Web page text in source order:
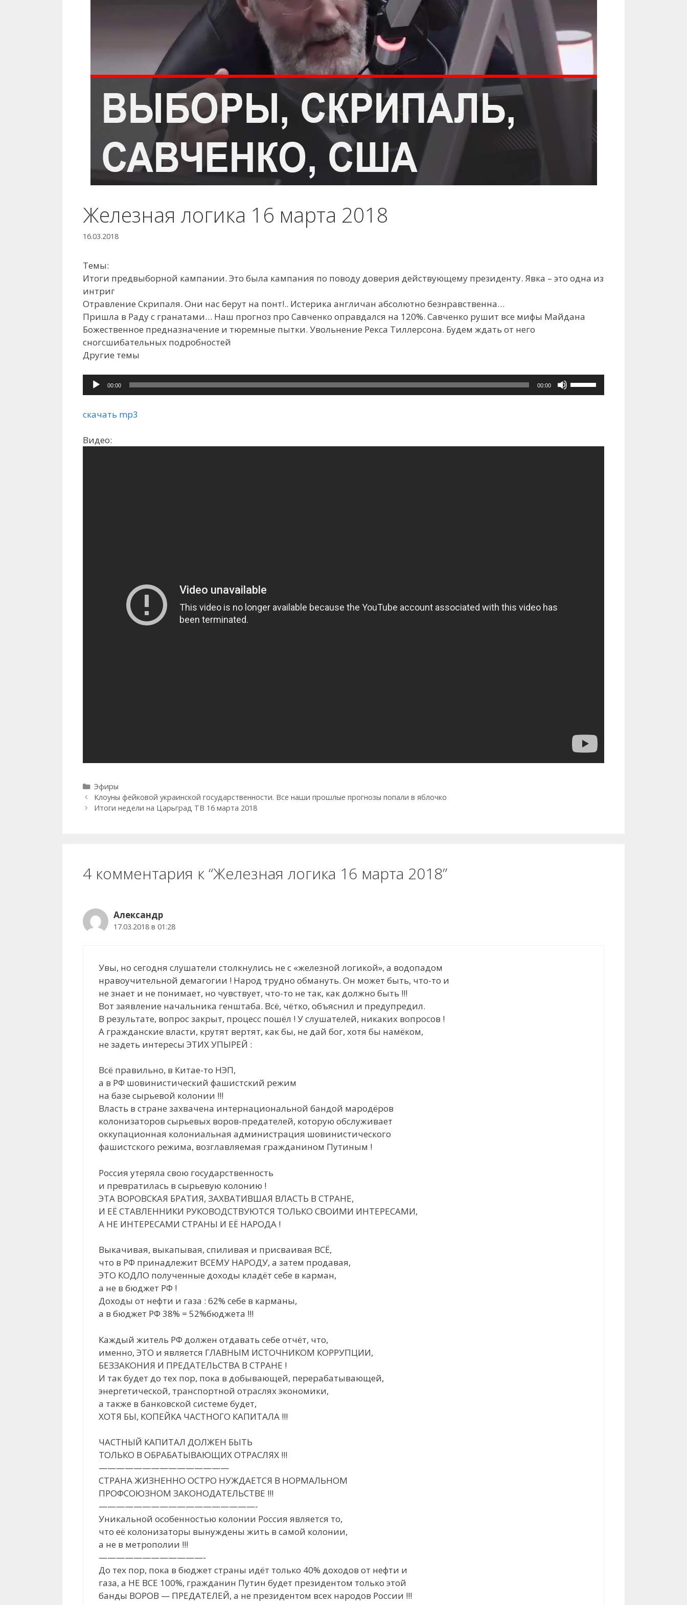
Железная логика 16 марта 2018
16.03.2018
Темы:
Итоги предвыборной кампании. Это была кампания по поводу доверия действующему президенту. Явка – это одна из
интриг
Отравление Скрипаля. Они нас берут на понт!.. Истерика англичан абсолютно безнравственна…
Пришла в Раду с гранатами… Наш прогноз про Савченко оправдался на 120%. Савченко рушит все мифы Майдана
Божественное предназначение и тюремные пытки. Увольнение Рекса Тиллерсона. Будем ждать от него
сногсшибательных подробностей
Другие темы
Аудиоплеер
00:00 00:00
клавиши
увеличить
скачать mp3
Видео:
Рубрики
Эфиры
Клоуны фейковой украинской государственности. Все наши прошлые прогнозы попали в яблочко
Итоги недели на Царьград ТВ 16 марта 2018
4 комментария к “Железная логика 16 марта 2018”
Александр
17.03.2018 в 01:28
Увы, но сегодня слушатели столкнулись не с «железной логикой», а водопадом
нравоучительной демагогии ! Народ трудно обмануть. Он может быть, что-то и
не знает и не понимает, но чувствует, что-то не так, как должно быть !!!
Вот заявление начальника генштаба. Всё, чётко, объяснил и предупредил.
В результате, вопрос закрыт, процесс пошёл ! У слушателей, никаких вопросов !
А гражданские власти, крутят вертят, как бы, не дай бог, хотя бы намёком,
не задеть интересы ЭТИХ УПЫРЕЙ :
Всё правильно, в Китае-то НЭП,
а в РФ шовинистический фашистский режим
на базе сырьевой колонии !!!
Власть в стране захвачена интернациональной бандой мародёров
колонизаторов сырьевых воров-предателей, которую обслуживает
оккупационная колониальная администрация шовинистического
фашистского режима, возглавляемая гражданином Путиным !
Россия утеряла свою государственность
и превратилась в сырьевую колонию !
ЭТА ВОРОВСКАЯ БРАТИЯ, ЗАХВАТИВШАЯ ВЛАСТЬ В СТРАНЕ,
И ЕЁ СТАВЛЕННИКИ РУКОВОДСТВУЮТСЯ ТОЛЬКО СВОИМИ ИНТЕРЕСАМИ,
А НЕ ИНТЕРЕСАМИ СТРАНЫ И ЕЁ НАРОДА !
Выкачивая, выкапывая, спиливая и присваивая ВСЁ,
что в РФ принадлежит ВСЕМУ НАРОДУ, а затем продавая,
ЭТО КОДЛО полученные доходы кладёт себе в карман,
а не в бюджет РФ !
Доходы от нефти и газа : 62% себе в карманы,
а в бюджет РФ 38% = 52%бюджета !!!
Каждый житель РФ должен отдавать себе отчёт, что,
именно, ЭТО и является ГЛАВНЫМ ИСТОЧНИКОМ КОРРУПЦИИ,
БЕЗЗАКОНИЯ И ПРЕДАТЕЛЬСТВА В СТРАНЕ !
И так будет до тех пор, пока в добывающей, перерабатывающей,
энергетической, транспортной отраслях экономики,
а также в банковской системе будет,
ХОТЯ БЫ, КОПЕЙКА ЧАСТНОГО КАПИТАЛА !!!
ЧАСТНЫЙ КАПИТАЛ ДОЛЖЕН БЫТЬ
ТОЛЬКО В ОБРАБАТЫВАЮЩИХ ОТРАСЛЯХ !!!
———————————————
СТРАНА ЖИЗНЕННО ОСТРО НУЖДАЕТСЯ В НОРМАЛЬНОМ
ПРОФСОЮЗНОМ ЗАКОНОДАТЕЛЬСТВЕ !!!
——————————————————-
Уникальной особенностью колонии Россия является то,
что её колонизаторы вынуждены жить в самой колонии,
а не в метрополии !!!
————————————-
До тех пор, пока в бюджет страны идёт только 40% доходов от нефти и
газа, а НЕ ВСЕ 100%, гражданин Путин будет президентом только этой
банды ВОРОВ — ПРЕДАТЕЛЕЙ, а не президентом всех народов России !!!